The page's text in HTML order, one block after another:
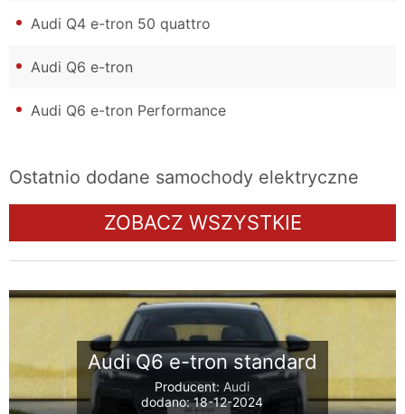
Audi Q4 e-tron 50 quattro
Audi Q6 e-tron
Audi Q6 e-tron Performance
Ostatnio dodane samochody elektryczne
ZOBACZ WSZYSTKIE
Audi Q6 e-tron standard
Producent: Audi
dodano: 18-12-2024